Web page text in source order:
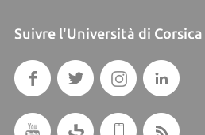
Suivre l'Università di Corsica